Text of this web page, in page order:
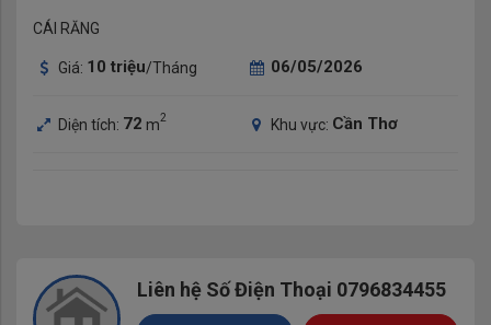
CÁI RĂNG
Giá: 10 triệu/Tháng 06/05/2026
Diện tích: 72 m2 Khu vực: Cần Thơ
Liên hệ Số Điện Thoại 0796834455